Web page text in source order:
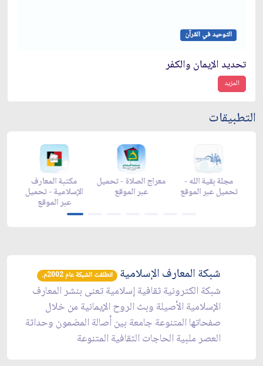
التوحيد في القرآن
تحديد الإيمان والكفر
المزيد
التطبيقات
مكتبة المعارف
الإسلامية - تحميل
عبر الموقع
معراج الصلاة - تحميل
عبر الموقع
مجلة بقية الله -
تحميل عبر الموقع
شبكة المعارف الإسلامية انطلقت الشبكة عام 2002م.
شبكة الكترونية ثقافية إسلامية تعنى بنشر المعارف
الإسلامية الأصيلة وبث الروح الإيمانية من خلال
صفحاتها المتنوعة جامعة بين أصالة المضمون وحداثة
العصر ملبية الحاجات الثقافية المتنوعة